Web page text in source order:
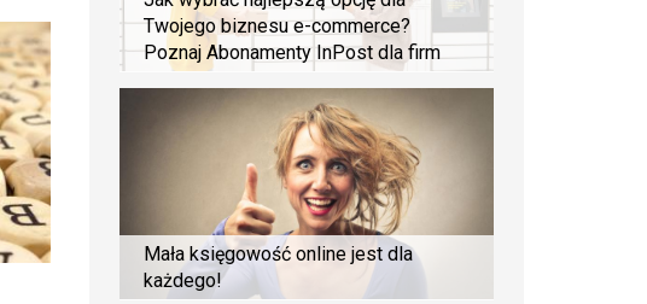
Twojego biznesu e-commerce?
Poznaj Abonamenty InPost dla firm
Mała księgowość online jest dla
każdego!